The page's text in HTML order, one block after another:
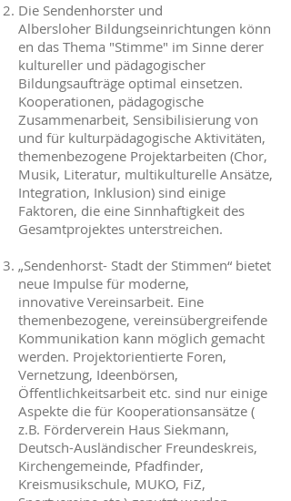
Die Sendenhorster und
Albersloher Bildungseinrichtungen könn
en das Thema "Stimme" im Sinne derer
kultureller und pädagogischer
Bildungsaufträge optimal einsetzen.
Kooperationen, pädagogische
Zusammenarbeit, Sensibilisierung von
und für kulturpädagogische Aktivitäten,
themenbezogene Projektarbeiten (Chor,
Musik, Literatur, multikulturelle Ansätze,
Integration, Inklusion) sind einige
Faktoren, die eine Sinnhaftigkeit des
Gesamtprojektes unterstreichen.
„Sendenhorst- Stadt der Stimmen“ bietet
neue Impulse für moderne,
innovative Vereinsarbeit. Eine
themenbezogene, vereinsübergreifende
Kommunikation kann möglich gemacht
werden. Projektorientierte Foren,
Vernetzung, Ideenbörsen,
Öffentlichkeitsarbeit etc. sind nur einige
Aspekte die für Kooperationsansätze (
z.B. Förderverein Haus Siekmann,
Deutsch-Ausländischer Freundeskreis,
Kirchengemeinde, Pfadfinder,
Kreismusikschule, MUKO, FiZ,